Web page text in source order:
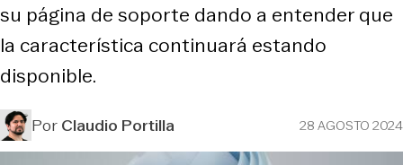
su página de soporte dando a entender que
la característica continuará estando
disponible.
PorClaudio Portilla 28 AGOSTO 2024